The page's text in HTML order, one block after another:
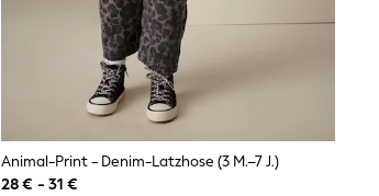
Animal-Print - Denim-Latzhose (3 M.–7 J.)
28 € - 31 €